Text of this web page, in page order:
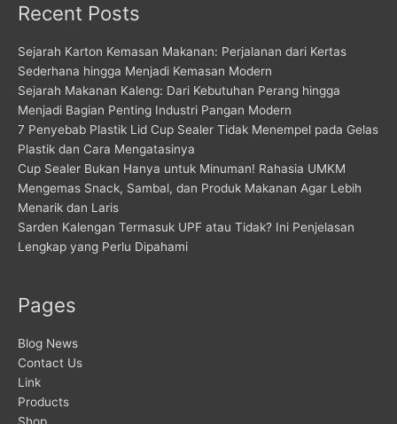
Recent Posts
Sejarah Karton Kemasan Makanan: Perjalanan dari Kertas
Sederhana hingga Menjadi Kemasan Modern
Sejarah Makanan Kaleng: Dari Kebutuhan Perang hingga
Menjadi Bagian Penting Industri Pangan Modern
7 Penyebab Plastik Lid Cup Sealer Tidak Menempel pada Gelas
Plastik dan Cara Mengatasinya
Cup Sealer Bukan Hanya untuk Minuman! Rahasia UMKM
Mengemas Snack, Sambal, dan Produk Makanan Agar Lebih
Menarik dan Laris
Sarden Kalengan Termasuk UPF atau Tidak? Ini Penjelasan
Lengkap yang Perlu Dipahami
Pages
Blog News
Contact Us
Link
Products
Shop